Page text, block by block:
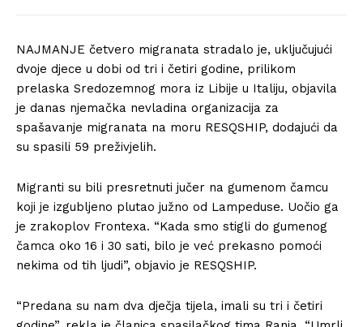
NAJMANJE četvero migranata stradalo je, uključujući
dvoje djece u dobi od tri i četiri godine, prilikom
prelaska Sredozemnog mora iz Libije u Italiju, objavila
je danas njemačka nevladina organizacija za
spašavanje migranata na moru RESQSHIP, dodajući da
su spasili 59 preživjelih.
Migranti su bili presretnuti jučer na gumenom čamcu
koji je izgubljeno plutao južno od Lampeduse. Uočio ga
je zrakoplov Frontexa. “Kada smo stigli do gumenog
čamca oko 16 i 30 sati, bilo je već prekasno pomoći
nekima od tih ljudi”, objavio je RESQSHIP.
“Predana su nam dva dječja tijela, imali su tri i četiri